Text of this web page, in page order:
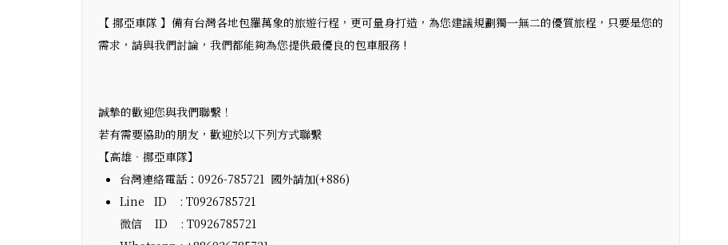
【 挪亞車隊 】備有台灣各地包羅萬象的旅遊行程，更可量身打造，為您建議規劃獨一無二的優質旅程，只要是您的
需求，請與我們討論，我們都能夠為您提供最優良的包車服務 !
誠摯的歡迎您與我們聯繫！
若有需要協助的朋友，歡迎於以下列方式聯繫
【高雄‧挪亞車隊】
台灣連絡電話：0926-785721 國外請加(+886)
Line ID : T0926785721
微信 ID : T0926785721